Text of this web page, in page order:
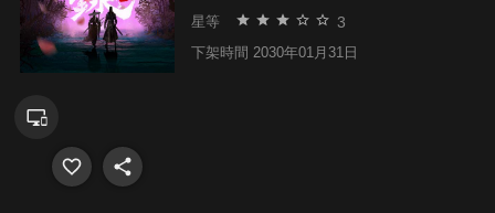
星等 3
下架時間 2030年01月31日